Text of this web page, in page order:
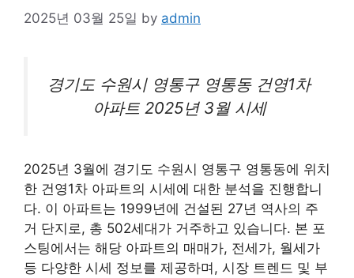
2025년 03월 25일 by admin
경기도 수원시 영통구 영통동 건영1차
아파트2025년 3월 시세
2025년 3월에 경기도 수원시 영통구 영통동에 위치
한 건영1차 아파트의 시세에 대한 분석을 진행합니
다. 이 아파트는 1999년에 건설된 27년 역사의 주
거 단지로, 총 502세대가 거주하고 있습니다. 본 포
스팅에서는 해당 아파트의 매매가, 전세가, 월세가
등 다양한 시세 정보를 제공하며, 시장 트렌드 및 부